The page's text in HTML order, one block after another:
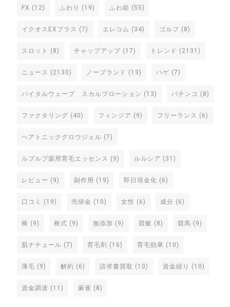
FX (12) ふわり (19) ふわ姫 (55)
イクオスEXプラス (7) エレコム (34) ゴルフ (8)
スロット (8) チャップアップ (17) トレンド (2131)
ニュース (2130) ノーブランド (13) ハゲ (7)
バイタルウェーブ スカルプローション (13) パチンコ (8)
ファクタリング (40) フィンジア (9) フリーランス (6)
ヘアトニックグロウジェル (7)
ルプルプ薬用育毛エッセンス (9) ルルシア (31)
レビュー (9) 副作用 (19) 即日現金化 (6)
口コミ (19) 売掛金 (10) 女性 (6) 成分 (6)
株 (9) 株式 (9) 無添加 (9) 競艇 (8) 競馬 (9)
肌ナチュール (7) 育毛剤 (16) 育毛効果 (10)
薄毛 (9) 解約 (6) 請求書買取 (10) 資金繰り (10)
資金調達 (11) 麻雀 (8)